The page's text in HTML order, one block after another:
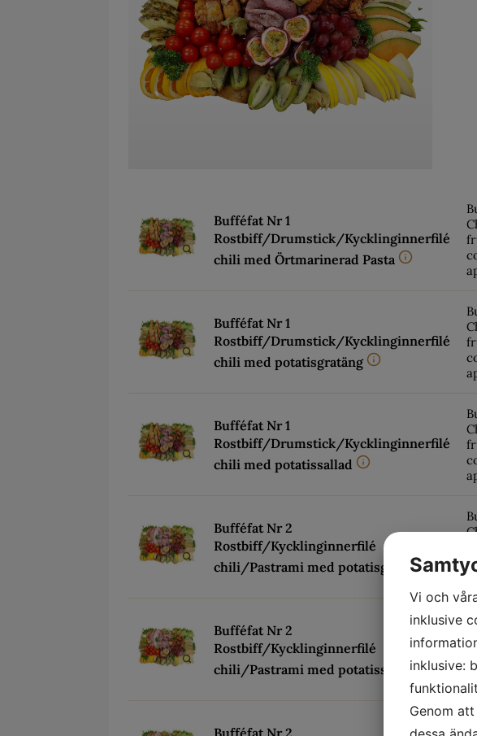
Bufféfat Nr 1
Rostbiff/Drumstick/Kycklinginnerfilé
chili med Örtmarinerad Pasta
Bufféfat Nr 1
Rostbiff/Drumstick/Kycklinginnerfilé
chili med potatisgratäng
Bufféfat Nr 1
Rostbiff/Drumstick/Kycklinginnerfilé
chili med potatissallad
Bufféfat Nr 2
Rostbiff/Kycklinginnerfilé
chili/Pastrami med potatisgratäng
Bufféfat Nr 2
Rostbiff/Kycklinginnerfilé
chili/Pastrami med potatissallad
Bufféfat Nr 2
Vi och
inklusive
inklusive:
Genom